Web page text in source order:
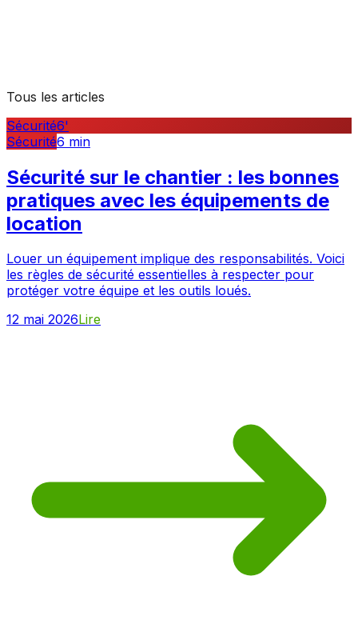
Tous les articles
Sécurité6'
Sécurité6 min
Sécurité sur le chantier : les bonnes
pratiques avec les équipements de
location
Louer un équipement implique des responsabilités. Voici
les règles de sécurité essentielles à respecter pour
protéger votre équipe et les outils loués.
12 mai 2026Lire